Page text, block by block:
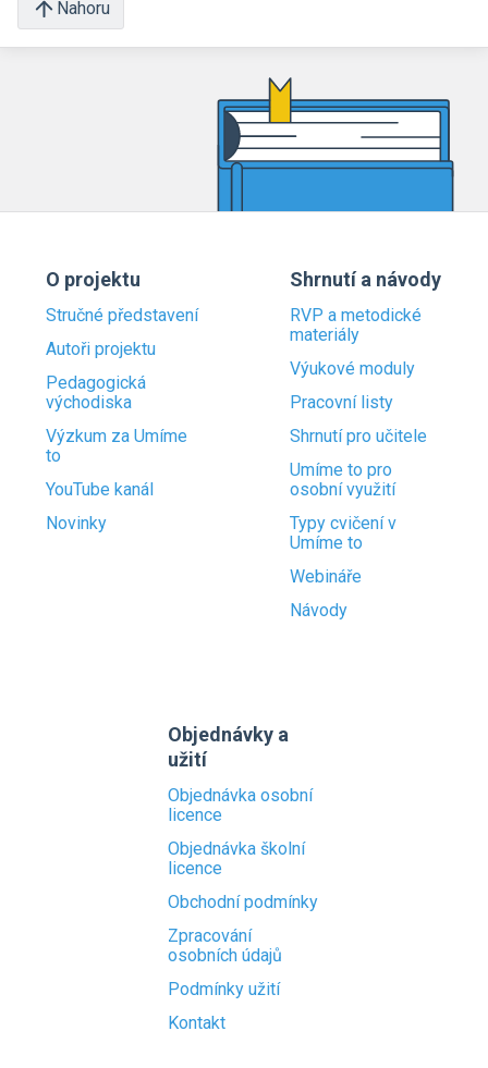
Nahoru
O projektu
Stručné představení
Autoři projektu
Pedagogická
východiska
Výzkum za Umíme
to
YouTube kanál
Novinky
Shrnutí a návody
RVP a metodické
materiály
Výukové moduly
Pracovní listy
Shrnutí pro učitele
Umíme to pro
osobní využití
Typy cvičení v
Umíme to
Webináře
Návody
Objednávky a
užití
Objednávka osobní
licence
Objednávka školní
licence
Obchodní podmínky
Zpracování
osobních údajů
Podmínky užití
Kontakt